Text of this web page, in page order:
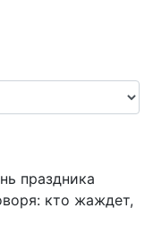
праздника
кто жаждет,